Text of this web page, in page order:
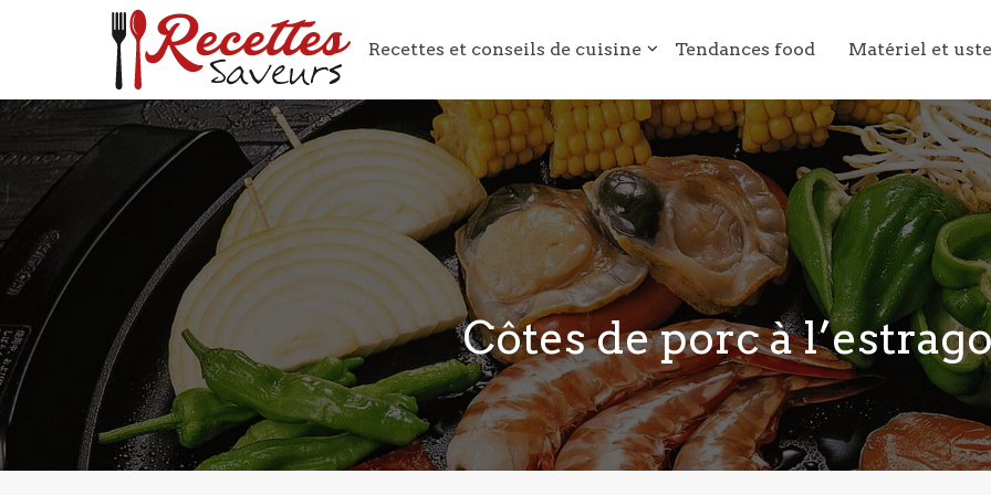
Recettes et conseils de cuisine Tendances food Matériel et
Côtes de porc à